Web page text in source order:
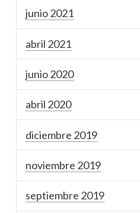
junio 2021
abril 2021
junio 2020
abril 2020
diciembre 2019
noviembre 2019
septiembre 2019